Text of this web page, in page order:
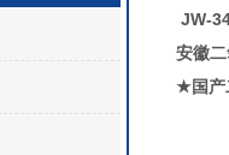
JW-
安徽
★国